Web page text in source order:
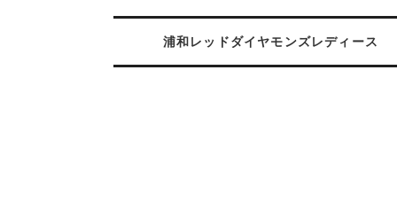
浦和レッドダイヤモンズレディース